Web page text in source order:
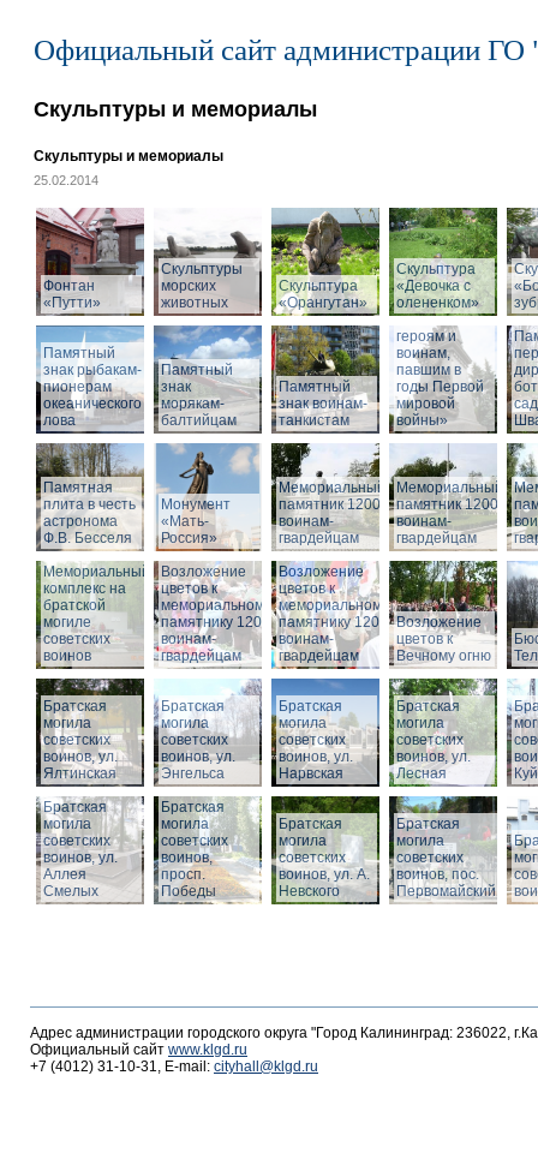
Официальный сайт администрации ГО
Скульптуры и мемориалы
Скульптуры и мемориалы
25.02.2014
Фонтан
«Путти»
Скульптуры
морских
животных
Скульптура
«Орангутан»
Скульптура
«Девочка с
олененком»
Памятный
знак рыбакам-
пионерам
океанического
лова
Памятный
знак
морякам-
балтийцам
Памятный
знак воинам-
танкистам
Памятник
«Российским
героям и
воинам,
павшим в
годы Первой
мировой
войны»
Памятная
плита в честь
астронома
Ф.В. Бесселя
Монумент
«Мать-
Россия»
Мемориальный
памятник 1200
воинам-
гвардейцам
Мемориальный
памятник 1200
воинам-
гвардейцам
Мемориальный
комплекс на
братской
могиле
советских
воинов
Возложение
цветов к
мемориальному
памятнику 1200
воинам-
гвардейцам
Возложение
цветов к
мемориальному
памятнику 1200
воинам-
гвардейцам
Возложение
цветов к
Вечному огню
Братская
могила
советских
воинов, ул.
Ялтинская
Братская
могила
советских
воинов, ул.
Энгельса
Братская
могила
советских
воинов, ул.
Нарвская
Братская
могила
советских
воинов, ул.
Лесная
Братская
могила
советских
воинов, ул.
Аллея
Смелых
Братская
могила
советских
воинов,
просп.
Победы
Братская
могила
советских
воинов, ул. А.
Невского
Братская
могила
советских
воинов, пос.
Первомайский
Адрес администрации городского округа "Город Калининград: 236022,
Официальный сайт www.klgd.ru
+7 (4012) 31-10-31, E-mail: cityhall@klgd.ru